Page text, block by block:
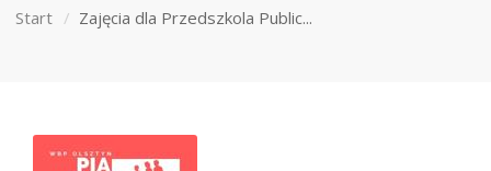
Start Zajęcia dla Przedszkola Public...